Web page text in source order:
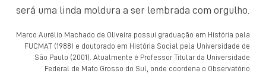
será uma linda moldura a ser lembrada com orgulho.
Marco Aurélio Machado de Oliveira possui graduação em História pela
FUCMAT (1988) e doutorado em História Social pela Universidade de
São Paulo (2001). Atualmente é Professor Titular da Universidade
Federal de Mato Grosso do Sul, onde coordena o Observatório